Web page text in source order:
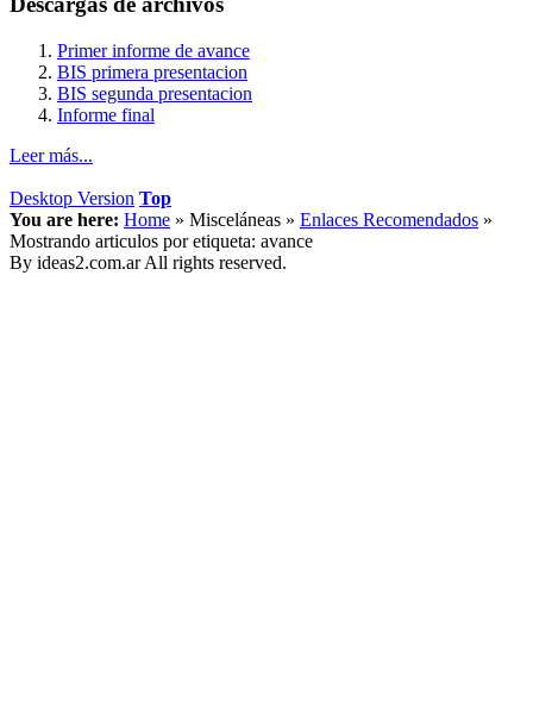
Primer informe de avance
BIS primera presentacion
BIS segunda presentacion
Informe final
Leer más...
Desktop Version Top
You are here: Home » Misceláneas » Enlaces Recomendados »
Mostrando articulos por etiqueta: avance
By ideas2.com.ar All rights reserved.